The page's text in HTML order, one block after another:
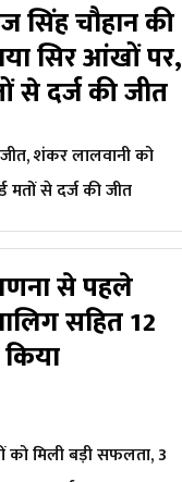
सिंह चौहान की
सिर आंखों पर,
से दर्ज की जीत
शंकर लालवानी को
मतों से दर्ज की जीत
से पहले
सहित 12
मिली बड़ी सफलता, 3